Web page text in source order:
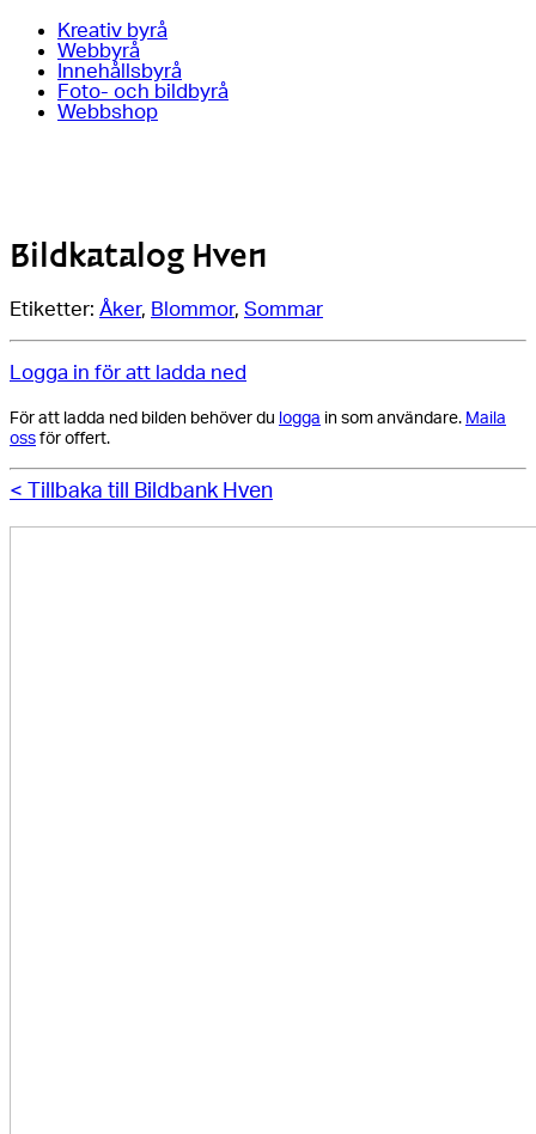
Kreativ byrå
Webbyrå
Innehållsbyrå
Foto- och bildbyrå
Webbshop
Bildkatalog Hven
Etiketter: Åker, Blommor, Sommar
Logga in för att ladda ned
För att ladda ned bilden behöver du logga in som användare. Maila
oss för offert.
< Tillbaka till Bildbank Hven